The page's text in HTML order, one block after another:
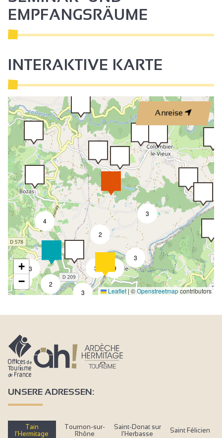
EMPFANGSRÄUME
INTERAKTIVE KARTE
Anreise
2
3
4
4
3
3
2
3
9
3
+
−
Leaflet | ©Openstreetmapcontributors
UNSERE ADRESSEN:
Tain
l’Hermitage
Tournon-sur-
Rhône
Saint-Donat sur
l’Herbasse
Saint Félicien